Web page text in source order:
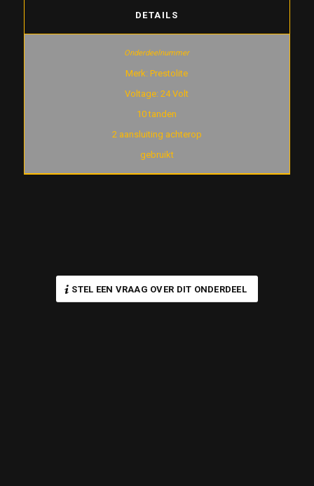
DETAILS
Merk: Prestolite
Voltage: 24 Volt
10 tanden
2 aansluiting achterop
gebruikt
STEL EEN VRAAG OVER DIT ONDERDEEL